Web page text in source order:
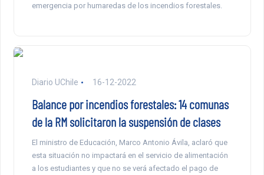
emergencia por humaredas de los incendios forestales.
Diario UChile 16-12-2022
Balance por incendios forestales: 14 comunas
de la RM solicitaron la suspensión de clases
El ministro de Educación, Marco Antonio Ávila, aclaró que
esta situación no impactará en el servicio de alimentación
a los estudiantes y que no se verá afectado el pago de